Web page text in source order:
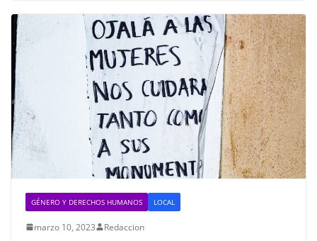
GÉNERO Y DERECHOS HUMANOS LOCAL
marzo 10, 2023 Redaccion